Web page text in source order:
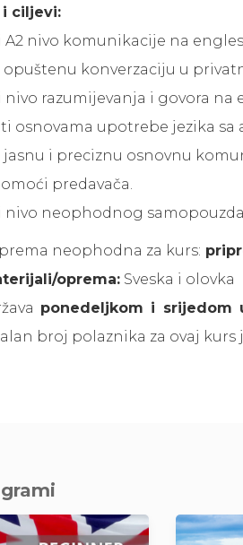
i ciljevi:
A2 nivo komunikacije na
opuštenu konverzaciju u p
nivo razumijevanja i govora na
osnovama upotrebe jezika sa
jasnu i preciznu osnovnu
predavača.
nivo neophodnog
neophodna za kurs:
oprema: Sveska i olovka
ponedeljkom i srijedom
broj polaznika za ovaj kurs